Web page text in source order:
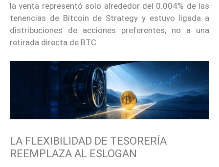
la venta representó solo alrededor del 0.004% de las
tenencias de Bitcoin de Strategy y estuvo ligada a
distribuciones de acciones preferentes, no a una
retirada directa de BTC.
LA FLEXIBILIDAD DE TESORERÍA
REEMPLAZA AL ESLOGAN